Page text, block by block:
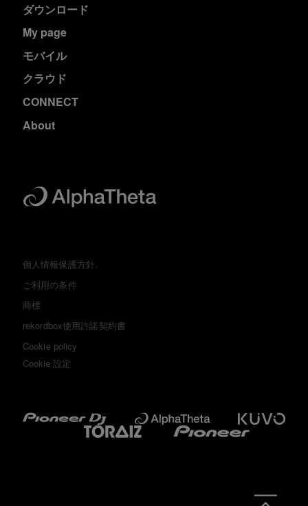
ダウンロード
My page
モバイル
クラウド
CONNECT
About
個人情報保護方針.
ご利用の条件
商標
rekordbox使用許諾契約書
Cookie policy
Cookie 設定